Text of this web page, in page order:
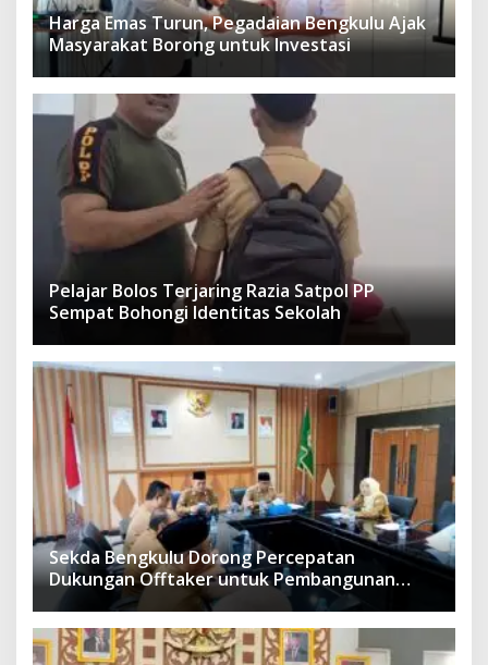
Harga Emas Turun, Pegadaian Bengkulu Ajak
Masyarakat Borong untuk Investasi
Pelajar Bolos Terjaring Razia Satpol PP
Sempat Bohongi Identitas Sekolah
Sekda Bengkulu Dorong Percepatan
Dukungan Offtaker untuk Pembangunan
TPST Regional